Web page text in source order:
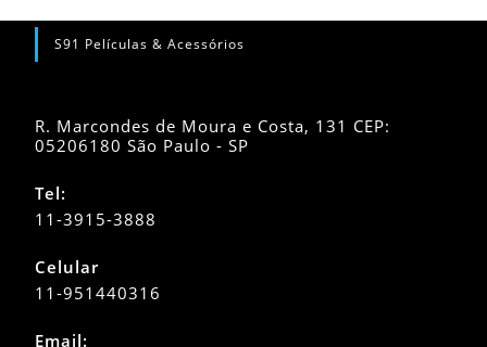
S91 Películas & Acessórios
R. Marcondes de Moura e Costa, 131 CEP:
05206180 São Paulo - SP
Tel:
11-3915-3888
Celular
11-951440316
Email: